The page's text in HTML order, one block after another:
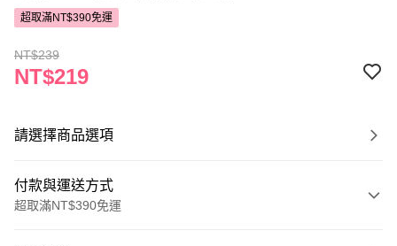
超取滿NT$390免運
NT$239
NT$219
請選擇商品選項
付款與運送方式
超取滿NT$390免運